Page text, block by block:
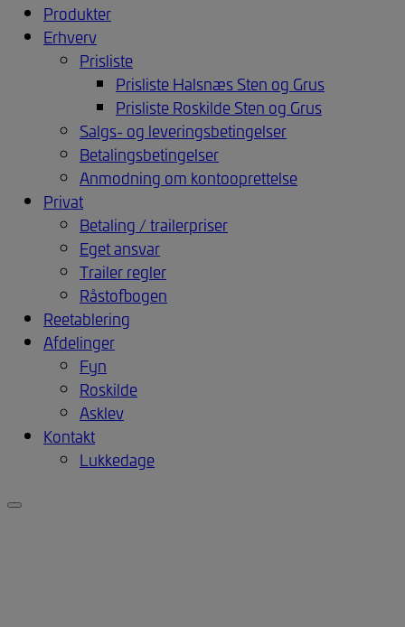
Produkter
Erhverv
Prisliste
Prisliste Halsnæs Sten og Grus
Prisliste Roskilde Sten og Grus
Salgs- og leveringsbetingelser
Betalingsbetingelser
Anmodning om kontooprettelse
Privat
Betaling / trailerpriser
Eget ansvar
Trailer regler
Råstofbogen
Reetablering
Afdelinger
Fyn
Roskilde
Asklev
Kontakt
Lukkedage